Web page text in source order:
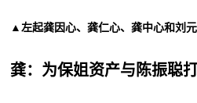
▲左起龚因心、龚仁心、龚中心和刘
龚：为保姐资产与陈振聪